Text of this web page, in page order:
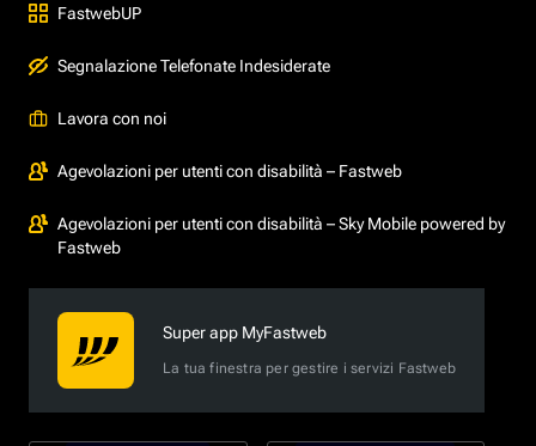
FastwebUP
Segnalazione Telefonate Indesiderate
Lavora con noi
Agevolazioni per utenti con disabilità – Fastweb
Agevolazioni per utenti con disabilità – Sky Mobile powered by
Fastweb
Super app MyFastweb
La tua finestra per gestire i servizi Fastweb